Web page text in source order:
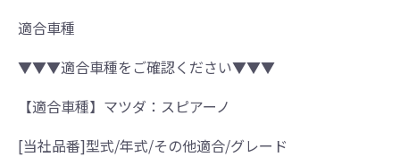
適合車種
▼▼▼適合車種をご確認ください▼▼▼
【適合車種】マツダ：スピアーノ
[当社品番]型式/年式/その他適合/グレード